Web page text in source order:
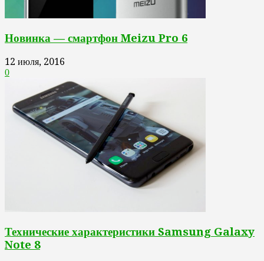
Новинка — смартфон Meizu Pro 6
12 июля, 2016
0
Технические характеристики Samsung Galaxy
Note 8